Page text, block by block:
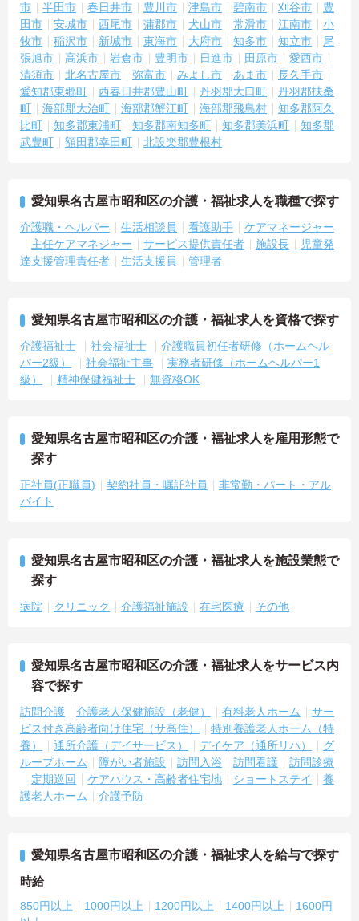
市
半田市 春日井市 豊川市 津島市 碧南市 刈谷市
豊
田市
安城市 西尾市 蒲郡市 犬山市 常滑市 江南市
小
牧市
稲沢市 新城市 東海市 大府市 知多市 知立市
尾
張旭市
高浜市 岩倉市 豊明市 日進市 田原市
愛西市
清須市
北名古屋市 弥富市 みよし市 あま市
長久手市
愛知郡東郷町
西春日井郡豊山町 丹羽郡大口町
丹羽郡扶桑
町
海部郡大治町 海部郡蟹江町 海部郡飛島村
知多郡阿久
比町
知多郡東浦町 知多郡南知多町 知多郡美浜町
知多郡
武豊町
額田郡幸田町 北設楽郡豊根村
愛知県名古屋市昭和区の介護・福祉求人を職種で探す
介護職・ヘルパー 生活相談員 看護助手
ケアマネージャー
主任ケアマネジャー
サービス提供責任者 施設長
児童発
達支援管理責任者
生活支援員 管理者
愛知県名古屋市昭和区の介護・福祉求人を資格で探す
介護福祉士 社会福祉士
介護職員初任者研修（ホームヘル
パー2級）
社会福祉主事
実務者研修（ホームヘルパー1
級）
精神保健福祉士 無資格OK
愛知県名古屋市昭和区の介護・福祉求人を雇用形態で
探す
正社員(正職員) 契約社員・嘱託社員
非常勤・パート・アル
バイト
愛知県名古屋市昭和区の介護・福祉求人を施設業態で
探す
病院 クリニック 介護福祉施設 在宅医療 その他
愛知県名古屋市昭和区の介護・福祉求人をサービス内
容で探す
訪問介護 介護老人保健施設（老健） 有料老人ホーム
サー
ビス付き高齢者向け住宅（サ高住）
特別養護老人ホーム（特
養）
通所介護（デイサービス） デイケア（通所リハ）
グ
ループホーム
障がい者施設 訪問入浴 訪問看護
訪問診療
定期巡回
ケアハウス・高齢者住宅地 ショートステイ
養
護老人ホーム
介護予防
愛知県名古屋市昭和区の介護・福祉求人を給与で探す
時給
850円以上 1000円以上 1200円以上 1400円以上
1600円